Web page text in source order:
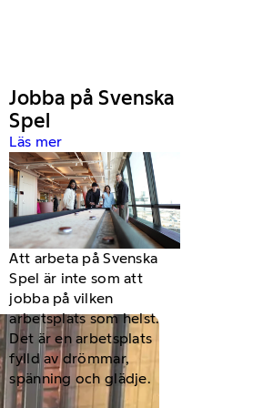
Jobba på Svenska
Spel
Läs mer
Att arbeta på Svenska
Spel är inte som att
jobba på vilken
arbetsplats som helst.
Det är en arbetsplats
fylld av drömmar,
spänning och glädje.